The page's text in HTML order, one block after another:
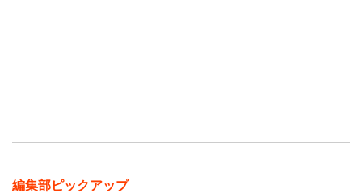
編集部ピックアップ